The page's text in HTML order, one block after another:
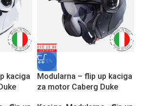
kaciga
-15%
Modularna – flip up kaciga
za motor Caberg Duke